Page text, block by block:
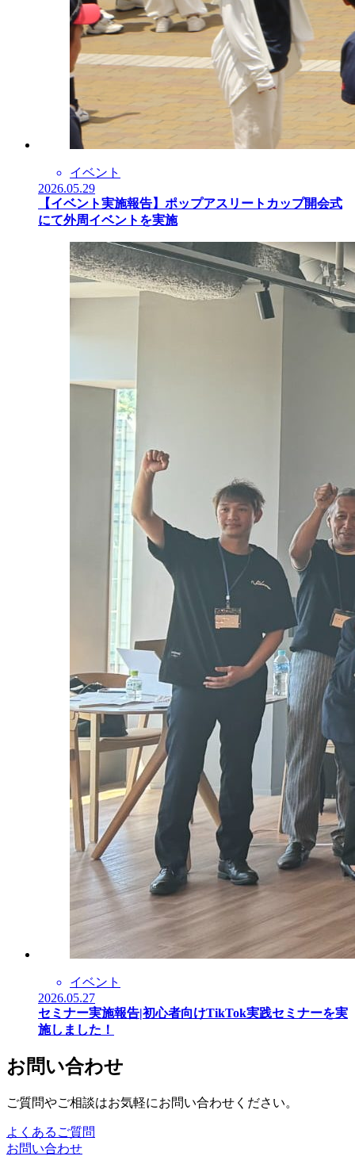
イベント
2026.05.29
【イベント実施報告】ポップアスリートカップ開会式
にて外周イベントを実施
イベント
2026.05.27
セミナー実施報告|初心者向けTikTok実践セミナーを実
施しました！
お問い合わせ
ご質問やご相談はお気軽にお問い合わせください。
よくあるご質問
お問い合わせ